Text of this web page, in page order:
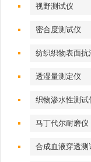
视野测试仪
密合度测试仪
纺织织物表面抗
透湿量测定仪
织物渗水性测试
马丁代尔耐磨仪
合成血液穿透测